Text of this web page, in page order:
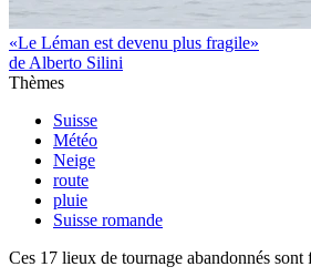
«Le Léman est devenu plus fragile»
de Alberto Silini
Thèmes
Suisse
Météo
Neige
route
pluie
Suisse romande
Ces 17 lieux de tournage abandonnés sont